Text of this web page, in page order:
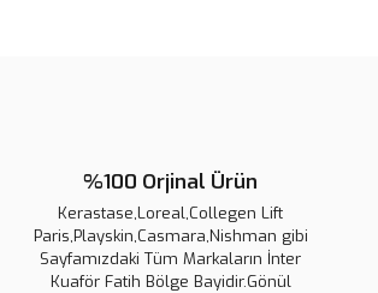
Ürün bilgilerinde hatalar bulunuyor.
Ürün fiyatı diğer sitelerden daha pahalı.
Bu ürüne benzer farklı alternatifler olmalı.
%100 Orjinal Ürün
Kerastase,Loreal,Collegen Lift
Paris,Playskin,Casmara,Nishman gibi
Sayfamızdaki Tüm Markaların İnter
Kuaför Fatih Bölge Bayidir.Gönül